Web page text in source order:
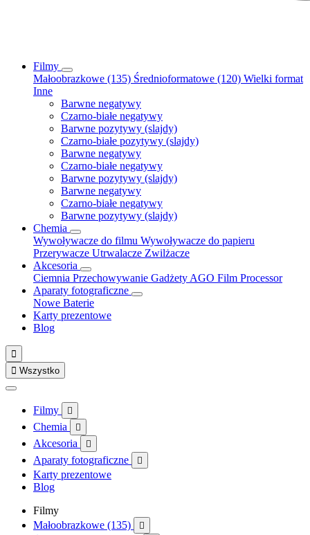
Filmy
Małoobrazkowe (135) Średnioformatowe (120) Wielki format
Inne
Barwne negatywy
Czarno-białe negatywy
Barwne pozytywy (slajdy)
Czarno-białe pozytywy (slajdy)
Barwne negatywy
Czarno-białe negatywy
Barwne pozytywy (slajdy)
Barwne negatywy
Czarno-białe negatywy
Barwne pozytywy (slajdy)
Chemia
Wywoływacze do filmu Wywoływacze do papieru
Przerywacze Utrwalacze Zwilżacze
Akcesoria
Ciemnia Przechowywanie Gadżety AGO Film Processor
Aparaty fotograficzne
Nowe Baterie
Karty prezentowe
Blog

 Wszystko
Filmy 
Chemia 
Akcesoria 
Aparaty fotograficzne 
Karty prezentowe
Blog
Filmy
Małoobrazkowe (135)
